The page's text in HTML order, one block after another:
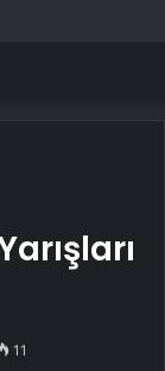
Oldu
11